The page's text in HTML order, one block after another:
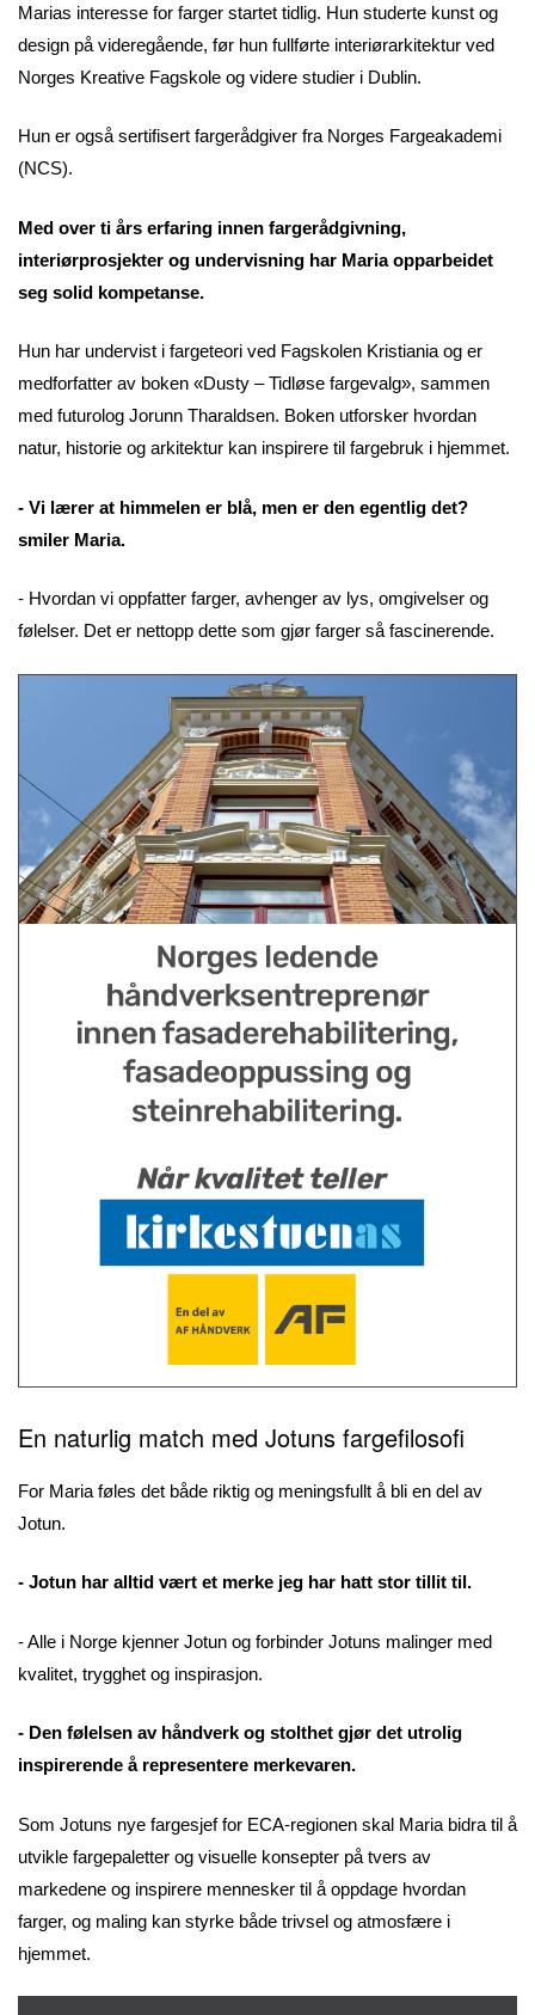
Marias interesse for farger startet tidlig. Hun studerte kunst og
design på videregående, før hun fullførte interiørarkitektur ved
Norges Kreative Fagskole og videre studier i Dublin.
Hun er også sertifisert fargerådgiver fra Norges Fargeakademi
(NCS).
Med over ti års erfaring innen fargerådgivning,
interiørprosjekter og undervisning har Maria opparbeidet
seg solid kompetanse.
Hun har undervist i fargeteori ved Fagskolen Kristiania og er
medforfatter av boken «Dusty – Tidløse fargevalg», sammen
med futurolog Jorunn Tharaldsen. Boken utforsker hvordan
natur, historie og arkitektur kan inspirere til fargebruk i hjemmet.
- Vi lærer at himmelen er blå, men er den egentlig det?
smiler Maria.
- Hvordan vi oppfatter farger, avhenger av lys, omgivelser og
følelser. Det er nettopp dette som gjør farger så fascinerende.
En naturlig match med Jotuns fargefilosofi
For Maria føles det både riktig og meningsfullt å bli en del av
Jotun.
- Jotun har alltid vært et merke jeg har hatt stor tillit til.
- Alle i Norge kjenner Jotun og forbinder Jotuns malinger med
kvalitet, trygghet og inspirasjon.
- Den følelsen av håndverk og stolthet gjør det utrolig
inspirerende å representere merkevaren.
Som Jotuns nye fargesjef for ECA-regionen skal Maria bidra til å
utvikle fargepaletter og visuelle konsepter på tvers av
markedene og inspirere mennesker til å oppdage hvordan
farger, og maling kan styrke både trivsel og atmosfære i
hjemmet.